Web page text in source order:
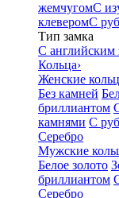
жемчугомС
клеверомС
Тип замка
С английским
Кольца›
Женские
Без камней
бриллиантом
камнями С
Серебро
Мужские
Белое золото
бриллиантом
Серебро